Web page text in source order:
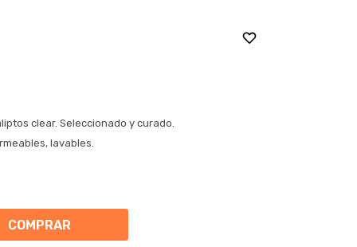
clear. Seleccionado y curado.
lavables.
COMPRAR